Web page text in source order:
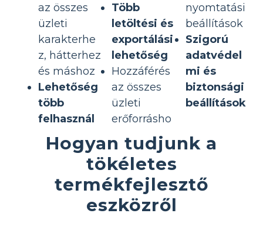
az összes
üzleti
karakterhe
z, hátterhez
és máshoz
Lehetőség
több
felhasznál
Több
letöltési és
exportálási
lehetőség
Hozzáférés
az összes
üzleti
erőforrásho
nyomtatási
beállítások
Szigorú
adatvédel
mi és
biztonsági
beállítások
Hogyan tudjunk a
tökéletes
termékfejlesztő
eszközről